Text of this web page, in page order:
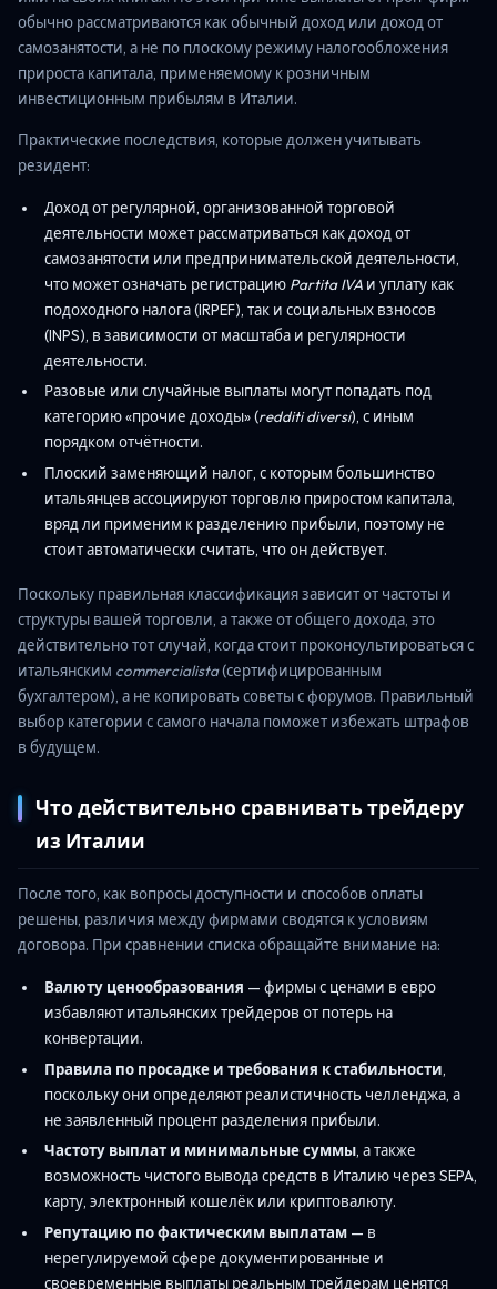
обычно рассматриваются как обычный доход или доход от
самозанятости, а не по плоскому режиму налогообложения
прироста капитала, применяемому к розничным
инвестиционным прибылям в Италии.
Практические последствия, которые должен учитывать
резидент:
Доход от регулярной, организованной торговой
деятельности может рассматриваться как доход от
самозанятости или предпринимательской деятельности,
что может означать регистрацию Partita IVAи уплату как
подоходного налога (IRPEF), так и социальных взносов
(INPS), в зависимости от масштаба и регулярности
деятельности.
Разовые или случайные выплаты могут попадать под
категорию «прочие доходы» (redditi diversi), с иным
порядком отчётности.
Плоский заменяющий налог, с которым большинство
итальянцев ассоциируют торговлю приростом капитала,
вряд ли применим к разделению прибыли, поэтому не
стоит автоматически считать, что он действует.
Поскольку правильная классификация зависит от частоты и
структуры вашей торговли, а также от общего дохода, это
действительно тот случай, когда стоит проконсультироваться с
итальянским commercialista(сертифицированным
бухгалтером), а не копировать советы с форумов. Правильный
выбор категории с самого начала поможет избежать штрафов
в будущем.
Что действительно сравнивать трейдеру
из Италии
После того, как вопросы доступности и способов оплаты
решены, различия между фирмами сводятся к условиям
договора. При сравнении списка обращайте внимание на:
Валюту ценообразования — фирмы с ценами в евро
избавляют итальянских трейдеров от потерь на
конвертации.
Правила по просадке и требования к стабильности,
поскольку они определяют реалистичность челленджа, а
не заявленный процент разделения прибыли.
Частоту выплат и минимальные суммы, а также
возможность чистого вывода средств в Италию через SEPA,
карту, электронный кошелёк или криптовалюту.
Репутацию по фактическим выплатам— в
нерегулируемой сфере документированные и
своевременные выплаты реальным трейдерам ценятся